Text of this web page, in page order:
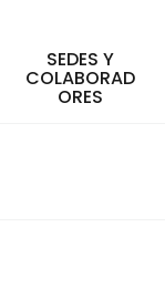
SEDES Y
COLABORAD
ORES